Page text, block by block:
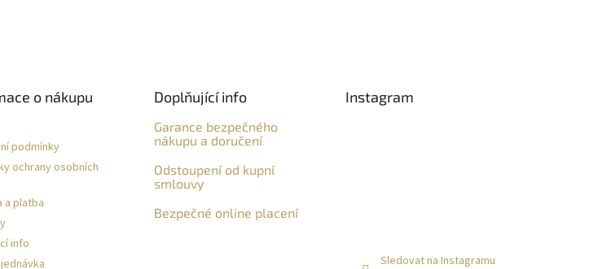
o nákupu
podmínky
ochrany osobních
a platba
info
Doplňující info
Garance bezpečného
nákupu a doručení
Odstoupení od kupní
smlouvy
Bezpečné online placení
Instagram
Sledovat na Instagramu